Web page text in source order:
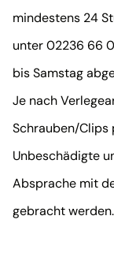
mindestens 24
unter 02236 66
bis Samstag
Je nach
Schrauben/Clips
Unbeschädigte
Absprache mit
gebracht werden.